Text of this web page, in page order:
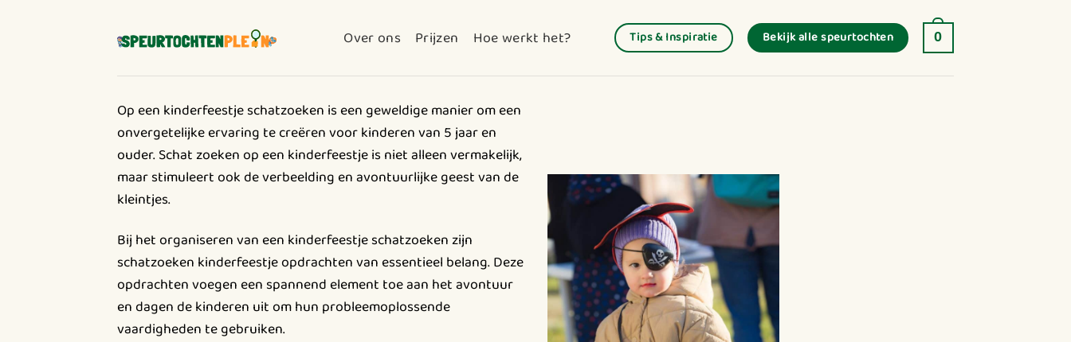
Over ons Prijzen Hoe werkt het? Tips & Inspiratie Bekijk alle speurtochten 0
Op een kinderfeestje schatzoeken is een geweldige manier om een
onvergetelijke ervaring te creëren voor kinderen van 5 jaar en
ouder. Schat zoeken op een kinderfeestje is niet alleen vermakelijk,
maar stimuleert ook de verbeelding en avontuurlijke geest van de
kleintjes.
Bij het organiseren van een kinderfeestje schatzoeken zijn
schatzoeken kinderfeestje opdrachten van essentieel belang. Deze
opdrachten voegen een spannend element toe aan het avontuur
en dagen de kinderen uit om hun probleemoplossende
vaardigheden te gebruiken.